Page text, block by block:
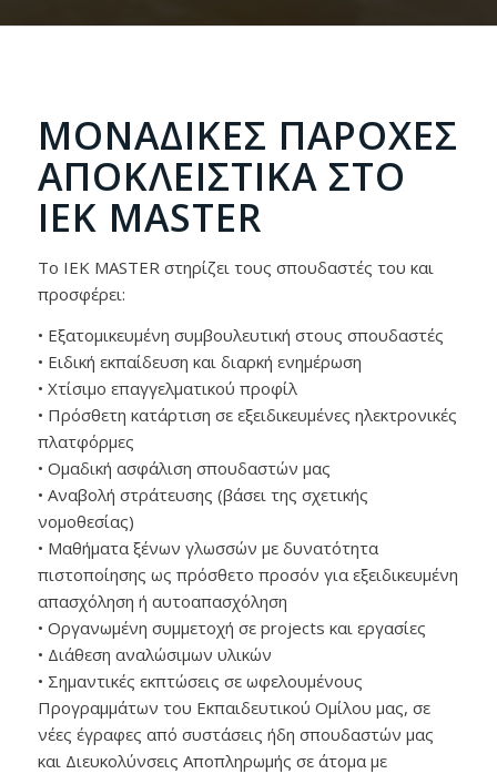
ΜΟΝΑΔΙΚΈΣ ΠΑΡΟΧΈΣ
ΑΠΟΚΛΕΙΣΤΙΚΑ ΣΤΟ
IEK MASTER
Το ΙΕΚ ΜΑSTER στηρίζει τους σπουδαστές του και
προσφέρει:
• Εξατομικευμένη συμβουλευτική στους σπουδαστές
• Ειδική εκπαίδευση και διαρκή ενημέρωση
• Χτίσιμο επαγγελματικού προφίλ
• Πρόσθετη κατάρτιση σε εξειδικευμένες ηλεκτρονικές
πλατφόρμες
• Ομαδική ασφάλιση σπουδαστών μας
• Αναβολή στράτευσης (βάσει της σχετικής
νομοθεσίας)
• Μαθήματα ξένων γλωσσών με δυνατότητα
πιστοποίησης ως πρόσθετο προσόν για εξειδικευμένη
απασχόληση ή αυτοαπασχόληση
• Οργανωμένη συμμετοχή σε projects και εργασίες
• Διάθεση αναλώσιμων υλικών
• Σημαντικές εκπτώσεις σε ωφελουμένους
Προγραμμάτων του Εκπαιδευτικού Ομίλου μας, σε
νέες έγραφες από συστάσεις ήδη σπουδαστών μας
και Διευκολύνσεις Αποπληρωμής σε άτομα με